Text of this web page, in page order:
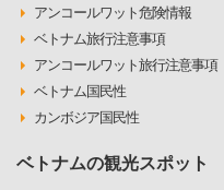
アンコールワット危険情報
ベトナム旅行注意事項
アンコールワット旅行注意事項
ベトナム国民性
カンボジア国民性
ベトナムの観光スポット